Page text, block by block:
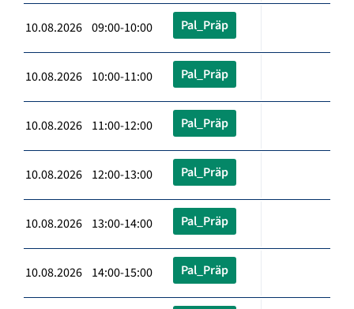
10.08.2026 09:00-10:00 Pal_Präp
10.08.2026 10:00-11:00 Pal_Präp
10.08.2026 11:00-12:00 Pal_Präp
10.08.2026 12:00-13:00 Pal_Präp
10.08.2026 13:00-14:00 Pal_Präp
10.08.2026 14:00-15:00 Pal_Präp